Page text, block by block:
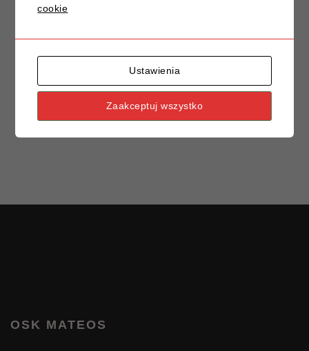
Znaki drogowe, które często mylimy – poradnik
OSK MATEOS
cookie
Ustawienia
Zaakceptuj wszystko